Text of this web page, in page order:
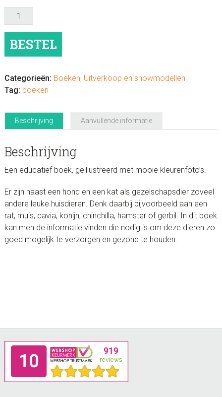
Boek
Witte
Neem
eens
ander
huisdier
BESTEL
Categorieën: Boeken, Uitverkoop en showmodellen
Tag: boeken
Beschrijving Aanvullende informatie
Beschrijving
Een educatief boek, geïllustreerd met mooie kleurenfoto’s.
Er zijn naast een hond en een kat als gezelschapsdier zoveel
andere leuke huisdieren. Denk daarbij bijvoorbeeld aan een
rat, muis, cavia, konijn, chinchilla, hamster of gerbil. In dit boek
kan men de informatie vinden die nodig is om deze dieren zo
goed mogelijk te verzorgen en gezond te houden.
Footer